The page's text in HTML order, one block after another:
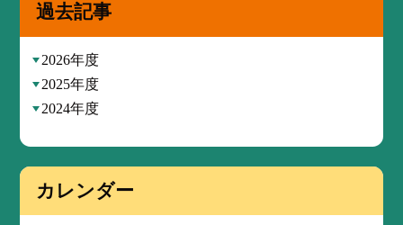
過去記事
2026年度
2025年度
2024年度
カレンダー